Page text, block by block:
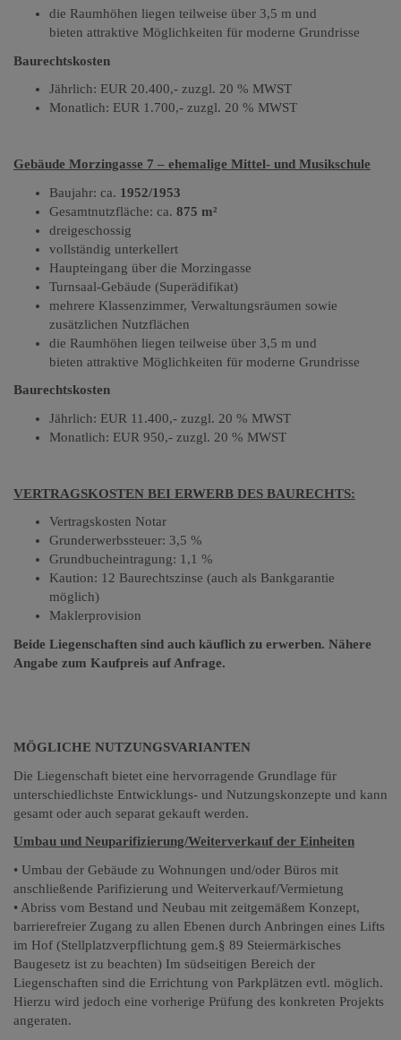
die Raumhöhen liegen teilweise über 3,5 m und
bieten attraktive Möglichkeiten für moderne Grundrisse
Baurechtskosten
Jährlich: EUR 20.400,- zuzgl. 20 % MWST
Monatlich: EUR 1.700,- zuzgl. 20 % MWST
Gebäude Morzingasse 7 – ehemalige Mittel- und Musikschule
Baujahr: ca. 1952/1953
Gesamtnutzfläche: ca. 875 m²
dreigeschossig
vollständig unterkellert
Haupteingang über die Morzingasse
Turnsaal-Gebäude (Superädifikat)
mehrere Klassenzimmer, Verwaltungsräumen sowie
zusätzlichen Nutzflächen
die Raumhöhen liegen teilweise über 3,5 m und
bieten attraktive Möglichkeiten für moderne Grundrisse
Baurechtskosten
Jährlich: EUR 11.400,- zuzgl. 20 % MWST
Monatlich: EUR 950,- zuzgl. 20 % MWST
VERTRAGSKOSTEN BEI ERWERB DES BAURECHTS:
Vertragskosten Notar
Grunderwerbssteuer: 3,5 %
Grundbucheintragung: 1,1 %
Kaution: 12 Baurechtszinse (auch als Bankgarantie
möglich)
Maklerprovision
Beide Liegenschaften sind auch käuflich zu erwerben. Nähere
Angabe zum Kaufpreis auf Anfrage.
MÖGLICHE NUTZUNGSVARIANTEN
Die Liegenschaft bietet eine hervorragende Grundlage für
unterschiedlichste Entwicklungs- und Nutzungskonzepte und kann
gesamt oder auch separat gekauft werden.
Umbau und Neuparifizierung/Weiterverkauf der Einheiten
• Umbau der Gebäude zu Wohnungen und/oder Büros mit
anschließende Parifizierung und Weiterverkauf/Vermietung
• Abriss vom Bestand und Neubau mit zeitgemäßem Konzept,
barrierefreier Zugang zu allen Ebenen durch Anbringen eines Lifts
im Hof (Stellplatzverpflichtung gem.§ 89 Steiermärkisches
Baugesetz ist zu beachten) Im südseitigen Bereich der
Liegenschaften sind die Errichtung von Parkplätzen evtl. möglich.
Hierzu wird jedoch eine vorherige Prüfung des konkreten Projekts
angeraten.